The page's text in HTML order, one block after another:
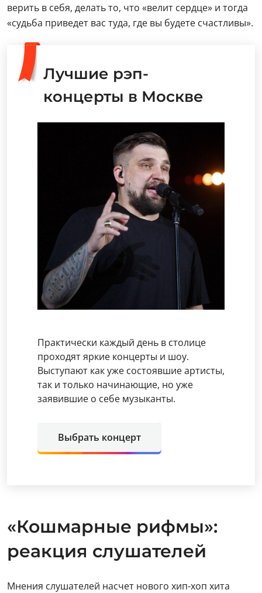
верить в себя, делать то, что «велит сердце» и тогда
«судьба приведет вас туда, где вы будете счастливы».
Лучшие рэп-
концерты в Москве
Практически каждый день в столице
проходят яркие концерты и шоу.
Выступают как уже состоявшие артисты,
так и только начинающие, но уже
заявившие о себе музыканты.
Выбрать концерт
«Кошмарные рифмы»:
реакция слушателей
Мнения слушателей насчет нового хип-хоп хита